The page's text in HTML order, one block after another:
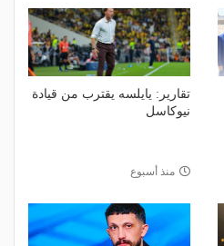
تقارير: يايلسه يقترب من قيادة
نيوكاسل
منذ أسبوع